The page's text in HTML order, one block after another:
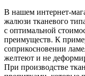
В нашем интернет-
жалюзи тканевого
с оптимальной
преимуществ. К
соприкосновении
желтеют и не
При производстве